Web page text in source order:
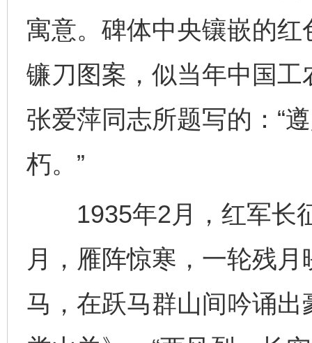
寓意。碑体中央镶嵌的
镰刀图案，似当年中国
张爱萍同志所题写的：“
朽。”
1935年2月，红军长
月，雁阵惊寒，一轮残
马，在跃马群山间吟诵出